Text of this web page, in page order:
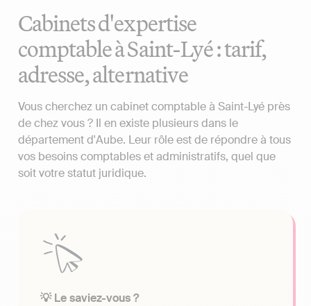
Cabinets d'expertise
comptable à Saint-Lyé : tarif,
adresse, alternative
Vous cherchez un cabinet comptable à Saint-Lyé près
de chez vous ? Il en existe plusieurs dans le
département d'Aube. Leur rôle est de répondre à tous
vos besoins comptables et administratifs, quel que
soit votre statut juridique.
💡 Le saviez-vous ?